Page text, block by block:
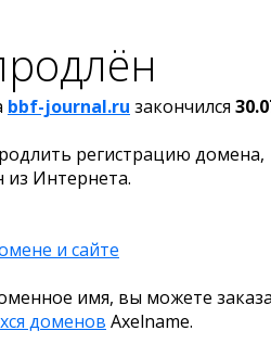
bbf-journal.ru закончился
регистрацию домена,
из Интернета.
и сайте
имя, вы можете
доменов Axelname.